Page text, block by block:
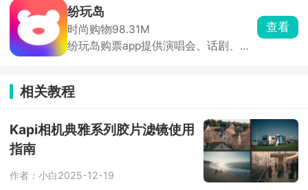
保正品。同时汇集全球限量款发售信息
与抽签渠道，价格透明、交易安全。
纷玩岛
时尚购物98.31M
纷玩岛购票app提供演唱会、话剧、大
售提醒，纷玩岛相较于其他主流平台会
提前开放购票通道，为用户提供了更早
查看
相关教程
Kapi相机典雅系列胶片滤镜使用
指南
作者：小白2025-12-19